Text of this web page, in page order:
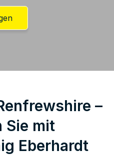
–
Sie mit
Eberhardt